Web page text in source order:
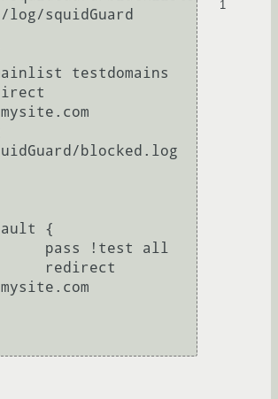
1
squidGuard
blocked.log